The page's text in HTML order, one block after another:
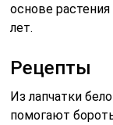
основе
лет.
Рецепты
Из лапчатки
помогают